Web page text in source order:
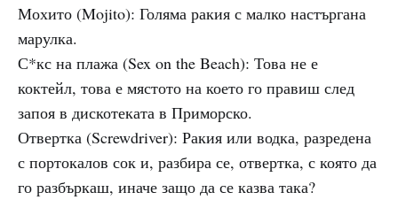
Мохито (Mojito): Голяма ракия с малко настъргана
марулка.
С*кс на плажа (Sex on the Beach): Това не е
коктейл, това е мястото на което го правиш след
запоя в дискотеката в Приморско.
Отвертка (Screwdriver): Ракия или водка, разредена
с портокалов сок и, разбира се, отвертка, с която да
го разбъркаш, иначе защо да се казва така?